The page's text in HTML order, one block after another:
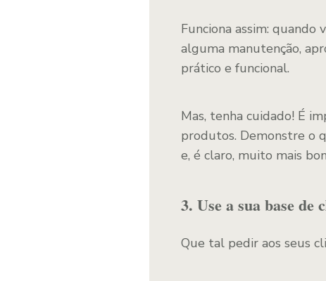
Funciona assim:
alguma manutenção,
prático e funcional.
Mas, tenha cuidado! É
produtos. Demonstre o
e, é claro, muito mais
3. Use a sua base de
Que tal pedir aos seus